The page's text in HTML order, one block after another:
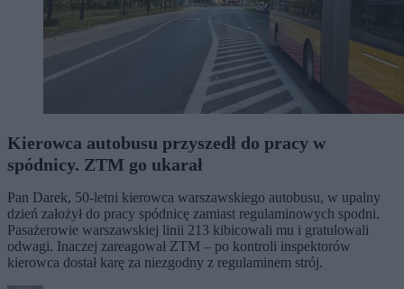
Kierowca autobusu przyszedł do pracy w
spódnicy. ZTM go ukarał
Pan Darek, 50-letni kierowca warszawskiego autobusu, w upalny
dzień założył do pracy spódnicę zamiast regulaminowych spodni.
Pasażerowie warszawskiej linii 213 kibicowali mu i gratulowali
odwagi. Inaczej zareagował ZTM – po kontroli inspektorów
kierowca dostał karę za niezgodny z regulaminem strój.